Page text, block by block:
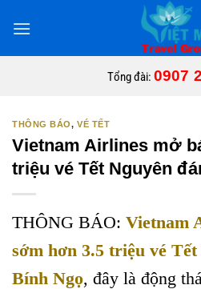
qua
Tổng đài: 0907
THÔNG BÁO,VÉ TẾT
Vietnam Airlines mở
triệu vé Tết Nguyên
THÔNG BÁO: Vietnam
sớm hơn 3.5 triệu vé Tết
Bính Ngọ, đây là động